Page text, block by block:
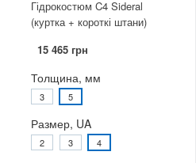
Гідрокостюм C4 Sideral
(куртка + короткі штани)
15 465 грн
Толщина, мм
3 5
Размер, UA
2 3 4